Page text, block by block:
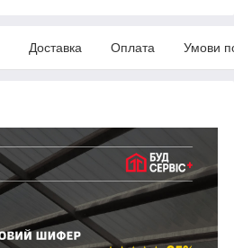
Доставка Оплата Умови